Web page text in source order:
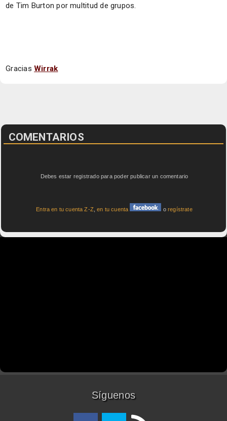
de Tim Burton por multitud de grupos.
GraciasWirrak
COMENTARIOS
Debes estar registrado para poder publicar un comentario
Entra en tu cuenta Z-Z ,en tu cuenta oregístrate
Síguenos